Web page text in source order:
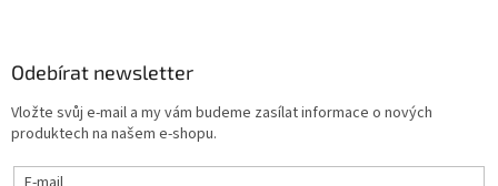
Odebírat newsletter
Vložte svůj e-mail a my vám budeme zasílat informace o nových
produktech na našem e-shopu.